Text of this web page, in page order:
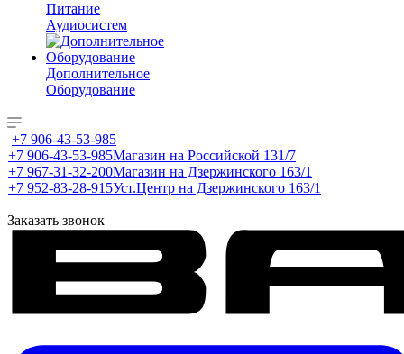
Питание
Аудиосистем
Дополнительное
Оборудование
+7 906-43-53-985
+7 906-43-53-985Магазин на Российской 131/7
+7 967-31-32-200Магазин на Дзержинского 163/1
+7 952-83-28-915Уст.Центр на Дзержинского 163/1
Заказать звонок